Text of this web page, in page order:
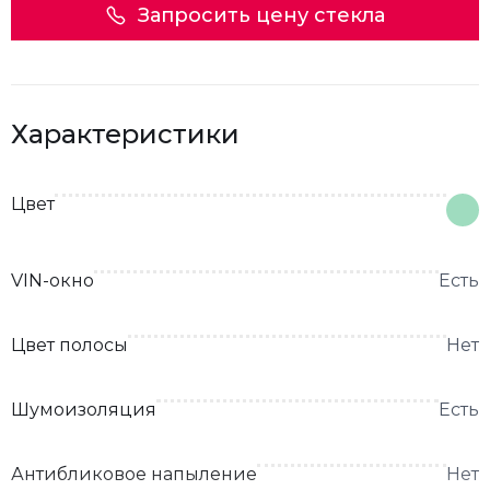
Запросить цену стекла
Характеристики
Цвет
VIN-окно Есть
Цвет полосы Нет
Шумоизоляция Есть
Антибликовое напыление Нет